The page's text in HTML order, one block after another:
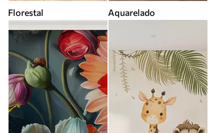
Florestal Aquarelado